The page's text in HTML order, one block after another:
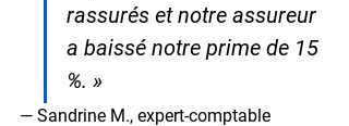
rassurés et notre assureur
a baissé notre prime de 15
%. »
— Sandrine M., expert-comptable